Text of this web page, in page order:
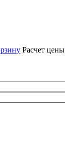
Расчет цены